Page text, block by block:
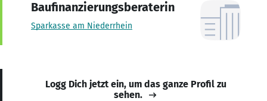
Baufinanzierungsberaterin
Sparkasse am Niederrhein
Logg Dich jetzt ein, um das ganze Profil zu
sehen.